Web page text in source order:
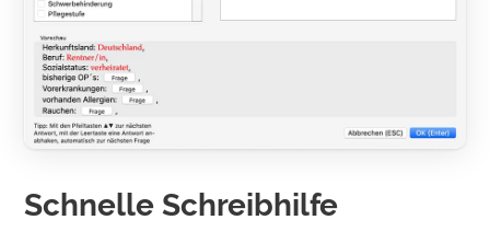
Schnelle Schreibhilfe